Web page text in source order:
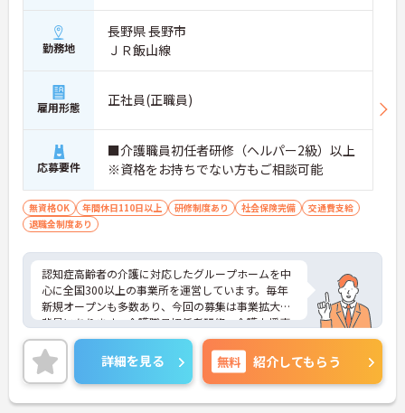
勤務地
長野県 長野市
ＪＲ飯山線
雇用形態 正社員(正職員)
応募要件
■介護職員初任者研修（ヘルパー2級）以上
※資格をお持ちでない方もご相談可能
無資格OK 年間休日110日以上 研修制度あり 社会保険完備
交通費支給
退職金制度あり
認知症高齢者の介護に対応したグループホームを中
心に全国300以上の事業所を運営しています。毎年
新規オープンも多数あり、今回の募集は事業拡大が
背景にあります。介護職員初任者研修、介護支援専
門員、タクティールケアなどの資格取得のサポート
あり！現場を最大限サポートするために、教育・研
修・採用を専門とする部署や、コンプライアンスを
推進する部署があり、グループ企業を含めた柔軟か
つ強固なバックアップがあります。ご興味ある方に
詳細を見る 無料 紹介してもらう